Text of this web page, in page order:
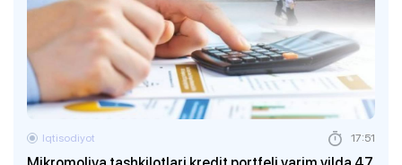
Iqtisodiyot 17:51